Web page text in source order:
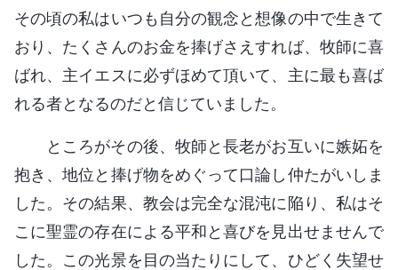
その頃の私はいつも自分の観念と想像の中で生きて
おり、たくさんのお金を捧げさえすれば、牧師に喜
ばれ、主イエスに必ずほめて頂いて、主に最も喜ば
れる者となるのだと信じていました。
ところがその後、牧師と長老がお互いに嫉妬を
抱き、地位と捧げ物をめぐって口論し仲たがいしま
した。その結果、教会は完全な混沌に陥り、私はそ
こに聖霊の存在による平和と喜びを見出せませんで
した。この光景を目の当たりにして、ひどく失望せ